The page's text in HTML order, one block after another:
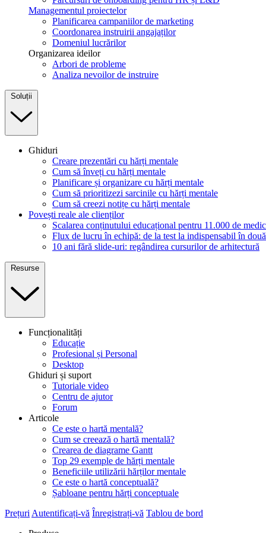
Managementul proiectelor
Planificarea campaniilor de marketing
Coordonarea instruirii angajaților
Domeniul lucrărilor
Organizarea ideilor
Arbori de probleme
Analiza nevoilor de instruire
Soluții
Ghiduri
Creare prezentări cu hărți mentale
Cum să înveți cu hărți mentale
Planificare și organizare cu hărți mentale
Cum să prioritizezi sarcinile cu hărți mentale
Cum să creezi notițe cu hărți mentale
Povești reale ale clienților
Scalarea conținutului educațional pentru 11.000 de
Flux de lucru în echipă: de la test la indispensabil în
10 ani fără slide-uri: regândirea cursurilor de arhitectură
Resurse
Funcționalități
Educație
Profesional și Personal
Desktop
Ghiduri și suport
Tutoriale video
Centru de ajutor
Forum
Articole
Ce este o hartă mentală?
Cum se creează o hartă mentală?
Crearea de diagrame Gantt
Top 29 exemple de hărți mentale
Beneficiile utilizării hărților mentale
Ce este o hartă conceptuală?
Șabloane pentru hărți conceptuale
Prețuri Autentificați-vă Înregistrați-vă Tablou de bord